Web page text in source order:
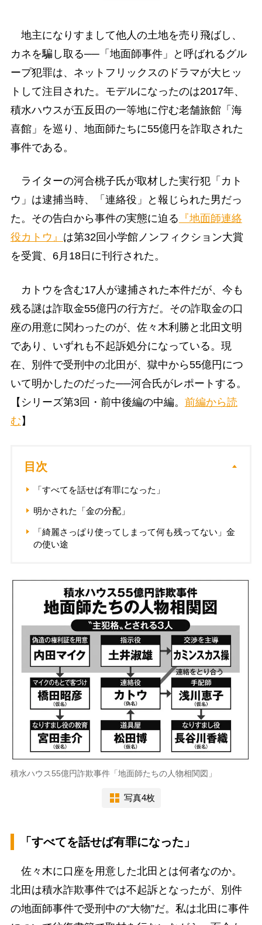
地主になりすまして他人の土地を売り飛ばし、
カネを騙し取る──「地面師事件」と呼ばれるグル
ープ犯罪は、ネットフリックスのドラマが大ヒッ
トして注目された。モデルになったのは2017年、
積水ハウスが五反田の一等地に佇む老舗旅館「海
喜館」を巡り、地面師たちに55億円を詐取された
事件である。
ライターの河合桃子氏が取材した実行犯「カト
ウ」は逮捕当時、「連絡役」と報じられた男だっ
た。その告白から事件の実態に迫る 『地面師連絡
役カトウ』 は第32回小学館ノンフィクション大賞
を受賞、6月18日に刊行された。
カトウを含む17人が逮捕された本件だが、今も
残る謎は詐取金55億円の行方だ。その詐取金の口
座の用意に関わったのが、佐々木利勝と北田文明
であり、いずれも不起訴処分になっている。現
在、別件で受刑中の北田が、獄中から55億円につ
いて明かしたのだった──河合氏がレポートする。
【シリーズ第3回・前中後編の中編。 前編から読
む 】
目次
「すべてを話せば有罪になった」
明かされた「金の分配」
「綺麗さっぱり使ってしまって何も残ってない」金
の使い途
積水ハウス55億円詐欺事件「地面師たちの人物相関図」
写真4枚
「すべてを話せば有罪になった」
佐々木に口座を用意した北田とは何者なのか。
北田は積水詐欺事件では不起訴となったが、別件
の地面師事件で受刑中の“大物”だ。私は北田に事件